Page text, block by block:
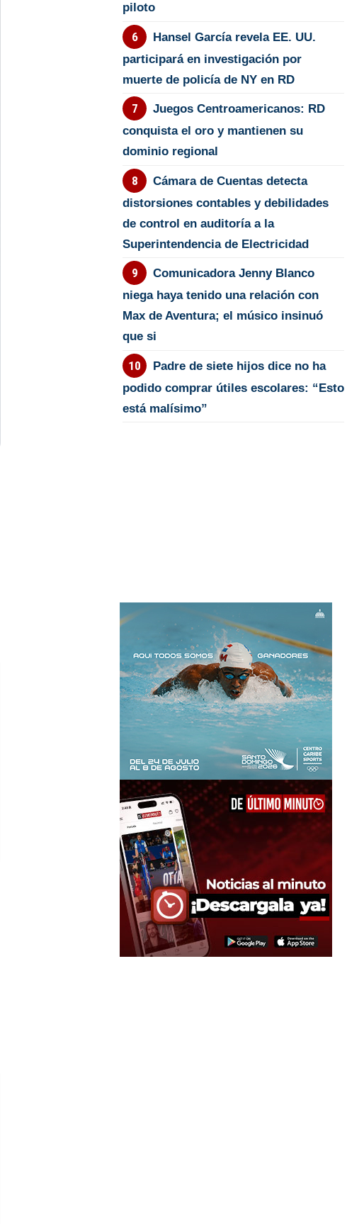
piloto
Hansel García revela EE. UU.
participará en investigación por
muerte de policía de NY en RD
Juegos Centroamericanos: RD
conquista el oro y mantienen su
dominio regional
Cámara de Cuentas detecta
distorsiones contables y debilidades
de control en auditoría a la
Superintendencia de Electricidad
Comunicadora Jenny Blanco
niega haya tenido una relación con
Max de Aventura; el músico insinuó
que si
Padre de siete hijos dice no ha
podido comprar útiles escolares: “Esto
está malísimo”